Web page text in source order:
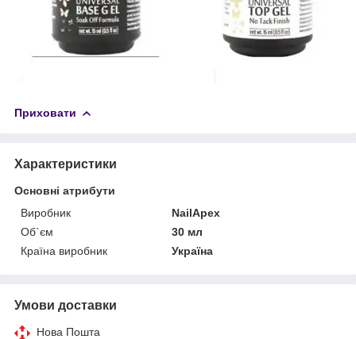
Приховати
Характеристики
Основні атрибути
Виробник
NailApex
Об`єм
30 мл
Країна виробник
Україна
Умови доставки
Нова Пошта